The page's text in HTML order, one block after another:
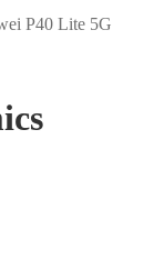
P40 Lite 5G